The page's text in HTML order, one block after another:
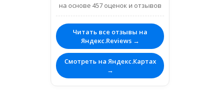
на основе 457 оценок и отзывов
Читать все отзывы на
Яндекс.Reviews →
Смотреть на Яндекс.Картах
→